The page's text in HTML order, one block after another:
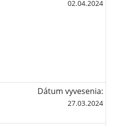
02.04.2024
Dátum vyvesenia:
27.03.2024